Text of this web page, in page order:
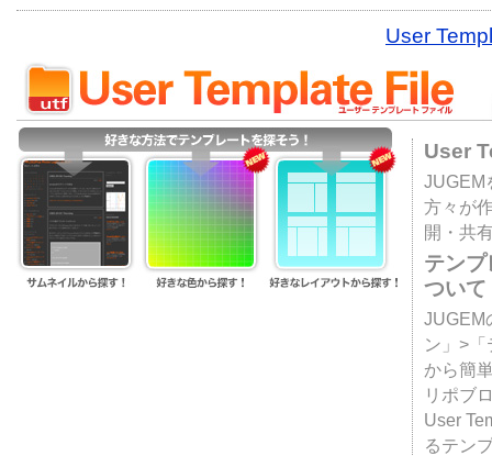
User
User
JUGEM
方々が
開・共
テン
ついて
JUGEM
ン」>
から簡
リポブ
User
るテン